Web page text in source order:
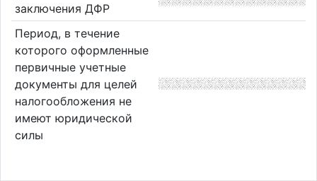
заключения ДФР
Период, в течение
которого оформленные
первичные учетные
документы для целей
налогообложения не
имеют юридической
силы